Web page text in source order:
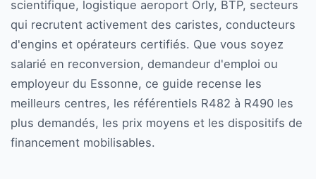
scientifique, logistique aeroport Orly, BTP, secteurs
qui recrutent activement des caristes, conducteurs
d'engins et opérateurs certifiés. Que vous soyez
salarié en reconversion, demandeur d'emploi ou
employeur du Essonne, ce guide recense les
meilleurs centres, les référentiels R482 à R490 les
plus demandés, les prix moyens et les dispositifs de
financement mobilisables.